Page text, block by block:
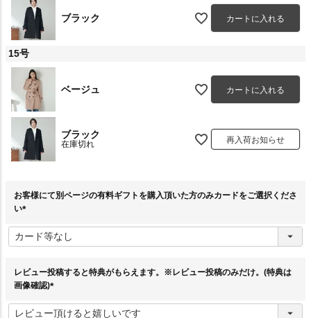
ブラック カートに入れる
15号
ベージュ カートに入れる
ブラック
在庫切れ 再入荷お知らせ
お客様にて別ページの有料ギフトを購入頂いた方のみカードをご選択くださ
い
必
須
レビュー投稿すると特典がもらえます。※レビュー投稿のみだけ。(特典は
画像確認)
必